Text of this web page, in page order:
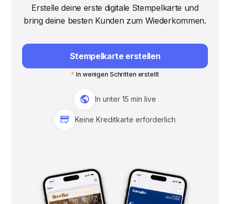
Erstelle deine erste digitale Stempelkarte und
bring deine besten Kunden zum Wiederkommen.
Stempelkarte erstellen
*In wenigen Schritten erstellt
In unter 15 min live
Keine Kreditkarte erforderlich